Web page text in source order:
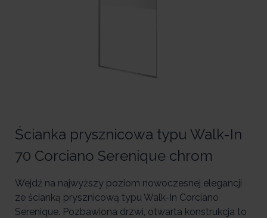
Ścianka prysznicowa typu Walk-In
70 Corciano Serenique chrom
Wejdź na najwyższy poziom nowoczesnej elegancji
ze ścianką prysznicową typu Walk-In Corciano
Serenique. Pozbawiona drzwi, otwarta konstrukcja to